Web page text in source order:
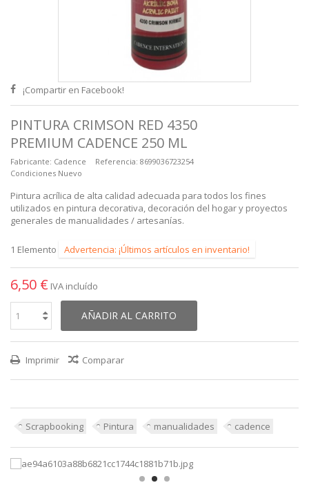
¡Compartir en Facebook!
PINTURA CRIMSON RED 4350
PREMIUM CADENCE 250 ML
Fabricante: Cadence Referencia: 8699036723254
Condiciones Nuevo
Pintura acrílica de alta calidad adecuada para todos los fines
utilizados en pintura decorativa, decoración del hogar y proyectos
generales de manualidades / artesanías.
1 Elemento Advertencia: ¡Últimos artículos en inventario!
6,50 € IVA incluído
AÑADIR AL CARRITO
Imprimir Comparar
Scrapbooking Pintura manualidades cadence